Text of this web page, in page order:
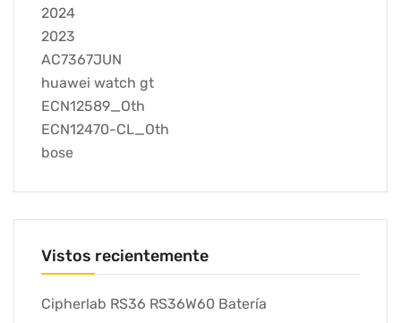
2024
2023
AC7367JUN
huawei watch gt
ECN12589_Oth
ECN12470-CL_Oth
bose
Vistos recientemente
Cipherlab RS36 RS36W60 Batería